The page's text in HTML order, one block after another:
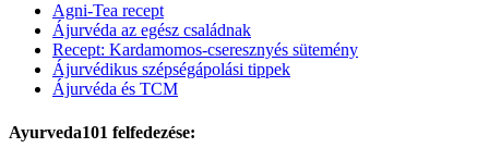
Agni-Tea recept
Ájurvéda az egész családnak
Recept: Kardamomos-cseresznyés sütemény
Ájurvédikus szépségápolási tippek
Ájurvéda és TCM
Ayurveda101 felfedezése: